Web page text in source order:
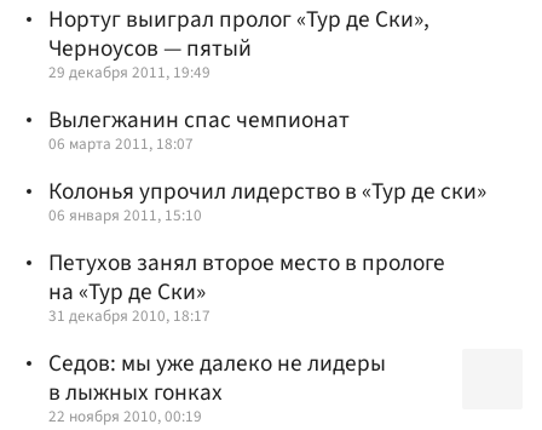
Нортуг выиграл пролог «Тур де Ски»,
Черноусов — пятый
29 декабря 2011, 19:49
Вылегжанин спас чемпионат
06 марта 2011, 18:07
Колонья упрочил лидерство в «Тур де ски»
06 января 2011, 15:10
Петухов занял второе место в прологе
на «Тур де Ски»
31 декабря 2010, 18:17
Седов: мы уже далеко не лидеры
в лыжных гонках
22 ноября 2010, 00:19